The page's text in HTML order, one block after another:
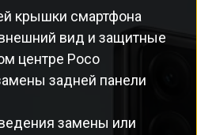
крышки смартфона
вид и защитные
центре Poco
задней панели
замены или